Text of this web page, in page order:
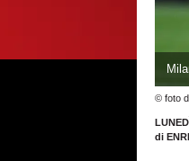
© foto
di